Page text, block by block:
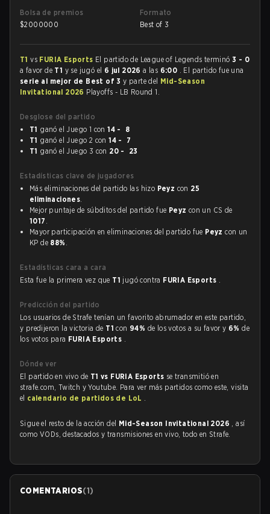
Bolsa de premios
$2000000
Formato
Best of 3
T1vs FURIA Esports El partido de League of Legends terminó3 - 0
a favor de T1 y se jugó el 6 jul 2026a las 6:00 . El partido fue una
serie al mejor de Best of 3y parte del Mid-Season
Invitational 2026 Playoffs - LB Round 1.
Desglose del partido
T1 ganó el Juego 1 con14 - 8
T1 ganó el Juego 2 con14 - 7
T1 ganó el Juego 3 con 20 - 23
Estadísticas clave de jugadores
Más eliminaciones del partido las hizo Peyz con 25
eliminaciones.
Mejor puntaje de súbditos del partido fue Peyz con un CS de
1017 .
Mayor participación en eliminaciones del partido fue Peyz con un
KP de 88% .
Estadísticas cara a cara
Esta fue la primera vez que T1 jugó contra FURIA Esports .
Predicción del partido
Los usuarios de Strafe tenían un favorito abrumador en este partido,
y predijeron la victoria de T1con 94% de los votos a su favor y 6%de
los votos para FURIA Esports .
Dónde ver
El partido en vivo de T1 vs FURIA Esports se transmitió en
strafe.com, Twitch y Youtube. Para ver más partidos como este, visita
el calendario de partidos de LoL .
Sigue el resto de la acción del Mid-Season Invitational 2026 , así
como VODs, destacados y transmisiones en vivo, todo en Strafe.
COMENTARIOS(1)